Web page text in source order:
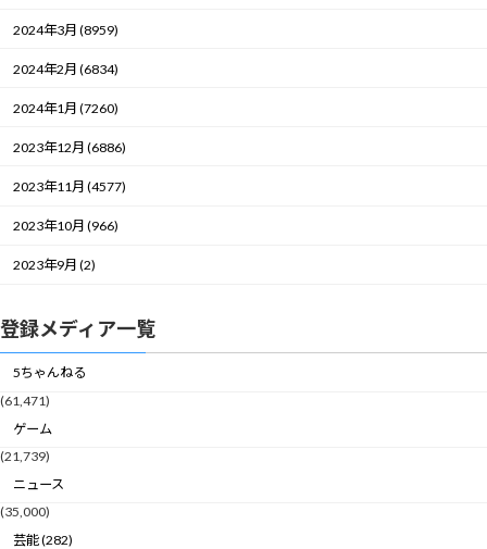
2024年3月 (8959)
2024年2月 (6834)
2024年1月 (7260)
2023年12月 (6886)
2023年11月 (4577)
2023年10月 (966)
2023年9月 (2)
登録メディア一覧
5ちゃんねる
(61,471)
ゲーム
(21,739)
ニュース
(35,000)
芸能 (282)